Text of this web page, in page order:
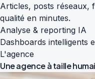
Articles, posts
qualité en minutes.
Analyse & reporting IA
Dashboards intelligents
L'agence
Une agence à taille